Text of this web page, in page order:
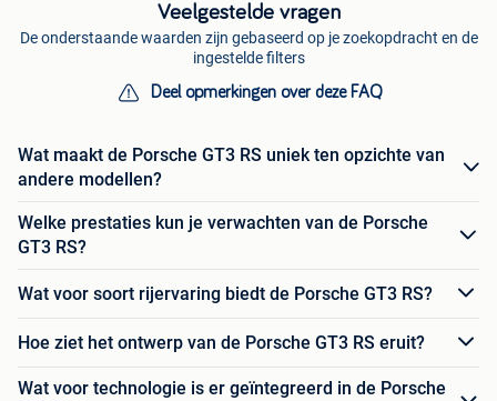
Veelgestelde vragen
De onderstaande waarden zijn gebaseerd op je zoekopdracht en de
ingestelde filters
Deel opmerkingen over deze FAQ
Wat maakt de Porsche GT3 RS uniek ten opzichte van
andere modellen?
Welke prestaties kun je verwachten van de Porsche
GT3 RS?
Wat voor soort rijervaring biedt de Porsche GT3 RS?
Hoe ziet het ontwerp van de Porsche GT3 RS eruit?
Wat voor technologie is er geïntegreerd in de Porsche